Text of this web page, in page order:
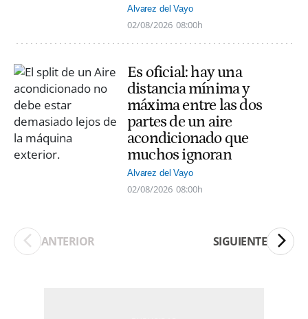
Alvarez del Vayo
02/08/2026 08:00h
Es oficial: hay una
distancia mínima y
máxima entre las dos
partes de un aire
acondicionado que
muchos ignoran
Alvarez del Vayo
02/08/2026 08:00h
ANTERIOR SIGUIENTE